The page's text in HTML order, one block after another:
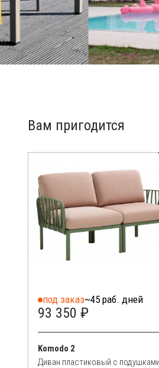
Вам пригодится
под заказ~45 раб. дней
93 350 ₽
Komodo 2
Диван пластиковый с подушками